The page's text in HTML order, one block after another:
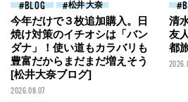
BLOG 松井 大奈
今年だけで３枚追加購入。日
焼け対策のイチオシは「バン
ダナ」！使い道もカラバリも
豊富だからまだまだ増えそう
[松井大奈ブログ]
2026.08.07
清
友
都